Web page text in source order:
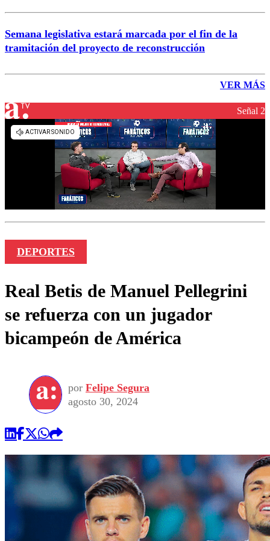
Semana legislativa estará marcada por el fin de la
tramitación del proyecto de reconstrucción
VER MÁS
Señal 2
DEPORTES
Real Betis de Manuel Pellegrini
se refuerza con un jugador
bicampeón de América
por Felipe Segura
agosto 30, 2024